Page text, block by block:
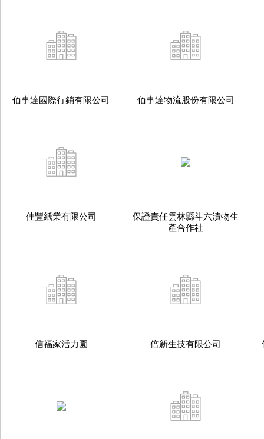
佰事達國際行銷有限公司 佰事達物流股份有限公司
佳豐紙業有限公司
保證責任雲林縣斗六漬物生
產合作社
信福家活力園 倍新生技有限公司